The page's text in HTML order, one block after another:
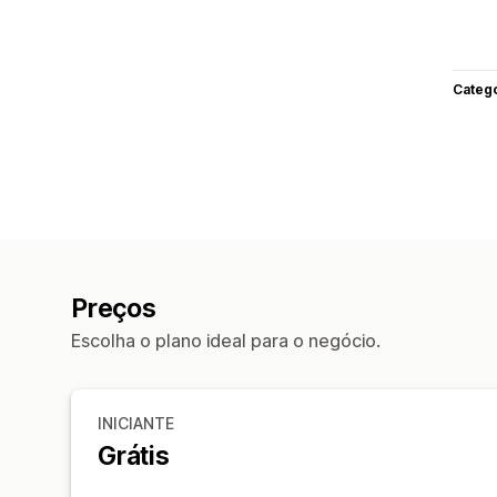
Preços
Escolha o plano ideal para o negócio.
INICIANTE
Grátis